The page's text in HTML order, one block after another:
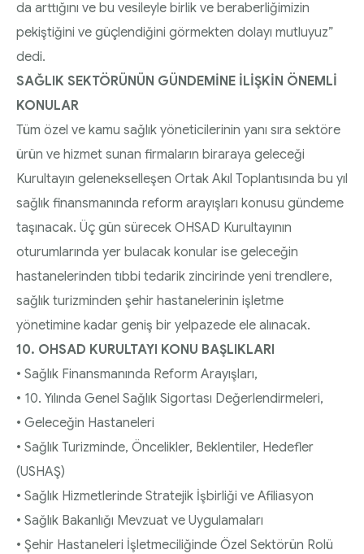
da arttığını ve bu vesileyle birlik ve beraberliğimizin
pekiştiğini ve güçlendiğini görmekten dolayı mutluyuz”
dedi.
SAĞLIK SEKTÖRÜNÜN GÜNDEMİNE İLİŞKİN ÖNEMLİ
KONULAR
Tüm özel ve kamu sağlık yöneticilerinin yanı sıra sektöre
ürün ve hizmet sunan firmaların biraraya geleceği
Kurultayın gelenekselleşen Ortak Akıl Toplantısında bu yıl
sağlık finansmanında reform arayışları konusu gündeme
taşınacak. Üç gün sürecek OHSAD Kurultayının
oturumlarında yer bulacak konular ise geleceğin
hastanelerinden tıbbi tedarik zincirinde yeni trendlere,
sağlık turizminden şehir hastanelerinin işletme
yönetimine kadar geniş bir yelpazede ele alınacak.
10. OHSAD KURULTAYI KONU BAŞLIKLARI
• Sağlık Finansmanında Reform Arayışları,
• 10. Yılında Genel Sağlık Sigortası Değerlendirmeleri,
• Geleceğin Hastaneleri
• Sağlık Turizminde, Öncelikler, Beklentiler, Hedefler
(USHAŞ)
• Sağlık Hizmetlerinde Stratejik İşbirliği ve Afiliasyon
• Sağlık Bakanlığı Mevzuat ve Uygulamaları
• Şehir Hastaneleri İşletmeciliğinde Özel Sektörün Rolü